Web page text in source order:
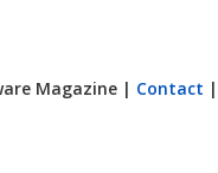
Magazine | Contact